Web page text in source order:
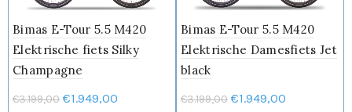
kan
gekozen
worden
op
productpagina
gekozen
worden
op
de
Bimas E-Tour 5.5 M420
Elektrische fiets Silky
Champagne
€3.199,00 Oorspronkelijke
€1.949,00
Bimas E-Tour 5.5 M420
Elektrische Damesfiets Jet
black
€3.199,00 Oorspronkelijke
€1.949,00